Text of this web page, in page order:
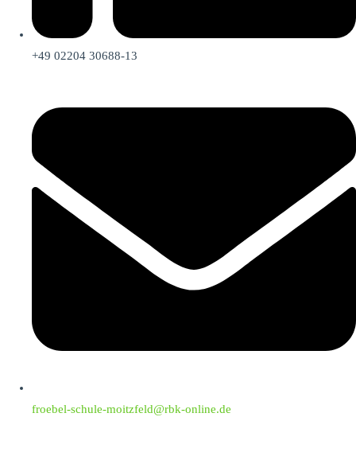
+49 02204 30688-13
froebel-schule-moitzfeld@rbk-online.de